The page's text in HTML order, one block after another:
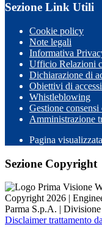
Sezione Link Utili
Cookie policy
Note legali
Informativa
Ufficio Relazioni
Dichiarazione di
Obiettivi di
Whistleblowing
Gestione
Amministrazione
Pagina visualizzata
Sezione Copyright
Copyright 2026 |
Parma S.p.A. |
Disclaimer trattamento